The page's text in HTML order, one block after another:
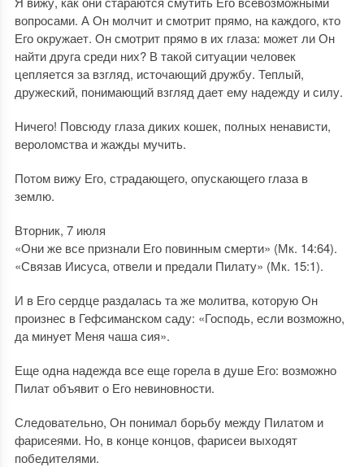
вопросами. А Он молчит и смотрит прямо, на каждого, кто
Его окружает. Он смотрит прямо в их глаза: может ли Он
найти друга среди них? В такой ситуации человек
цепляется за взгляд, источающий дружбу. Теплый,
дружеский, понимающий взгляд дает ему надежду и силу.
Ничего! Повсюду глаза диких кошек, полных ненависти,
вероломства и жажды мучить.
Потом вижу Его, страдающего, опускающего глаза в
землю.
Вторник, 7 июля
«Они же все признали Его повинным смерти» (Мк. 14:64).
«Связав Иисуса, отвели и предали Пилату» (Мк. 15:1).
И в Его сердце раздалась та же молитва, которую Он
произнес в Гефсиманском саду: «Господь, если возможно,
да минует Меня чаша сия».
Еще одна надежда все еще горела в душе Его: возможно
Пилат объявит о Его невиновности.
Следовательно, Он понимал борьбу между Пилатом и
фарисеями. Но, в конце концов, фарисеи выходят
победителями.